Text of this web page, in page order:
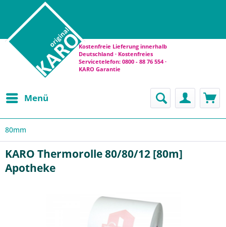
Kostenfreie Lieferung innerhalb
Deutschland · Kostenfreies
Servicetelefon: 0800 - 88 76 554 ·
KARO Garantie
Menü
80mm
KARO Thermorolle 80/80/12 [80m]
Apotheke